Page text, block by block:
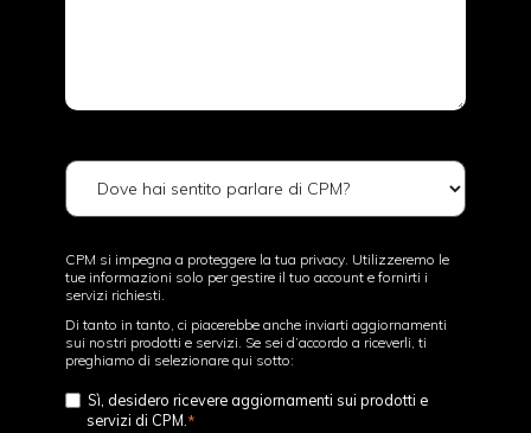
CPM si impegna a proteggere la tua privacy. Utilizzeremo le
tue informazioni solo per gestire il tuo account e fornirti i
servizi richiesti.
Di tanto in tanto, ci piacerebbe anche inviarti aggiornamenti
sui nostri prodotti e servizi. Se sei d’accordo a riceverli, ti
preghiamo di selezionare qui sotto:
Sì, desidero ricevere aggiornamenti sui prodotti e
servizi di CPM. *